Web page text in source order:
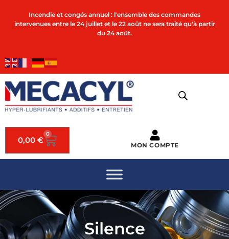
Incendie et congés annuel : l'ensemble des commandes
intervenues entre le 24 juillet et le 22 août ne sera traité qu'à partir
du 24 août.
0,00 €
0
MON COMPTE
Silence